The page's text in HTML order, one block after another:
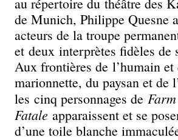
de Munich, Philippe Quesne
acteurs de la troupe
et deux interprètes fidèles de
Aux frontières de l’humain et
marionnette, du paysan et de
les cinq personnages de Farm
Fatale apparaissent et se
d’une toile blanche